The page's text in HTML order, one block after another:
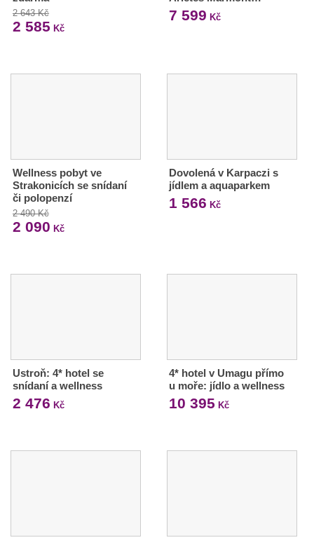
2 643 Kč
2 585 Kč
7 599 Kč
Wellness pobyt ve
Strakonicích se snídaní
či polopenzí
2 490 Kč
2 090 Kč
Dovolená v Karpaczi s
jídlem a aquaparkem
1 566 Kč
Ustroň: 4* hotel se
snídaní a wellness
2 476 Kč
4* hotel v Umagu přímo
u moře: jídlo a wellness
10 395 Kč